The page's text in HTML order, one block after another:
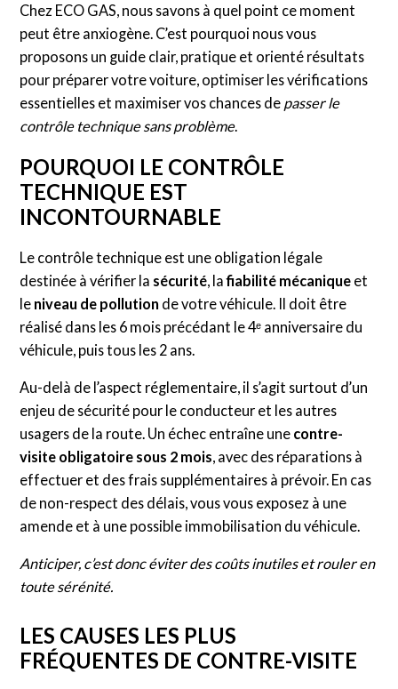
Chez ECO GAS, nous savons à quel point ce moment
peut être anxiogène. C’est pourquoi nous vous
proposons un guide clair, pratique et orienté résultats
pour préparer votre voiture, optimiser les vérifications
essentielles et maximiser vos chances de passer le
contrôle technique sans problème.
POURQUOI LE CONTRÔLE
TECHNIQUE EST
INCONTOURNABLE
Le contrôle technique est une obligation légale
destinée à vérifier la sécurité , lafiabilité mécanique et
le niveau de pollution de votre véhicule. Il doit être
réalisé dans les 6 mois précédant le 4ᵉ anniversaire du
véhicule, puis tous les 2 ans.
Au-delà de l’aspect réglementaire, il s’agit surtout d’un
enjeu de sécurité pour le conducteur et les autres
usagers de la route. Un échec entraîne une contre-
visite obligatoire sous 2 mois, avec des réparations à
effectuer et des frais supplémentaires à prévoir. En cas
de non-respect des délais, vous vous exposez à une
amende et à une possible immobilisation du véhicule.
Anticiper, c’est donc éviter des coûts inutiles et rouler en
toute sérénité.
LES CAUSES LES PLUS
FRÉQUENTES DE CONTRE-VISITE